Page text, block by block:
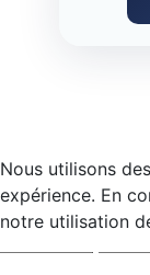
Nous utilisons
expérience. En
notre utilisation